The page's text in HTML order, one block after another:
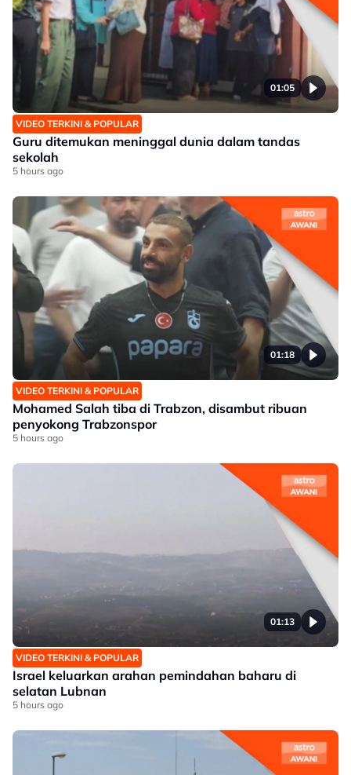
01:05
VIDEO TERKINI & POPULAR
Guru ditemukan meninggal dunia dalam tandas
sekolah
5 hours ago
01:18
VIDEO TERKINI & POPULAR
Mohamed Salah tiba di Trabzon, disambut ribuan
penyokong Trabzonspor
5 hours ago
01:13
VIDEO TERKINI & POPULAR
Israel keluarkan arahan pemindahan baharu di
selatan Lubnan
5 hours ago